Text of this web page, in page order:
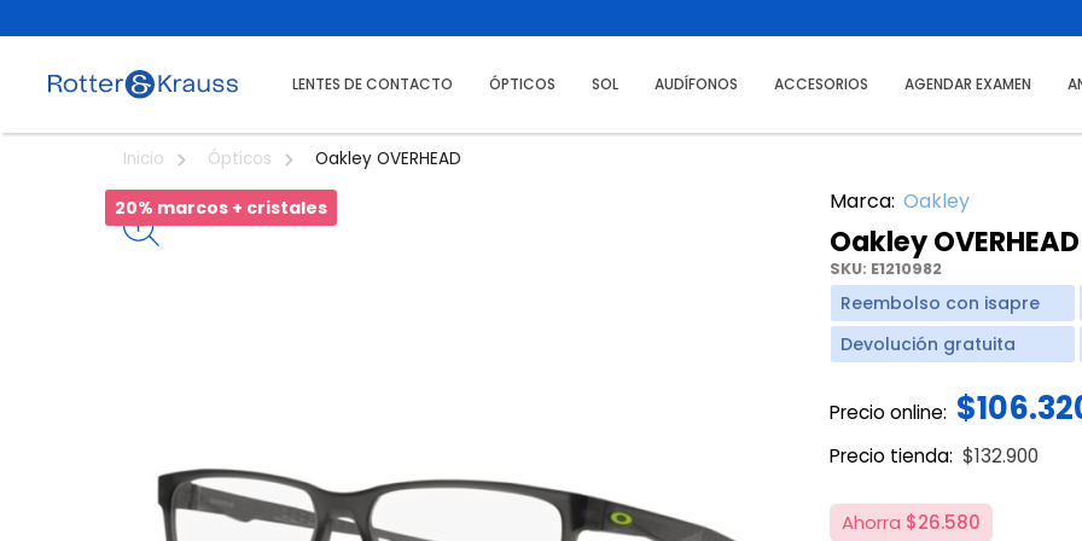
LENTES DE CONTACTO ÓPTICOS SOL AUDÍFONOS ACCESORIOS AGENDAR EXAMEN
Inicio Ópticos Oakley OVERHEAD
20% marcos + cristales Marca: Oakley
Oakley OVERHEAD
SKU: E1210982
Reembolso con isapre
Devolución gratuita
Precio online:
Precio tienda:
Price
$132.900
Ahorra $26.580